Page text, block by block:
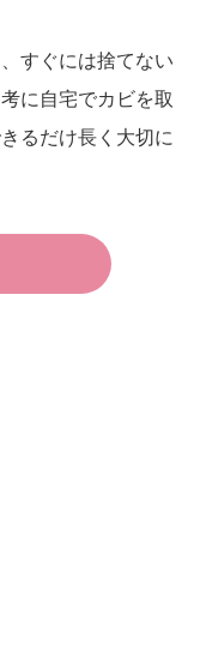
すぐには捨てない
に自宅でカビを取
るだけ長く大切に